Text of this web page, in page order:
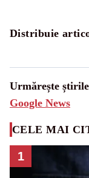
Distribuie
Urmărește
Google News
CELE MAI
1